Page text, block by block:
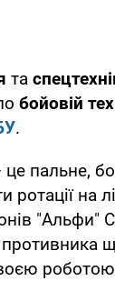
та
бойовій
.
пальне,
на
противника